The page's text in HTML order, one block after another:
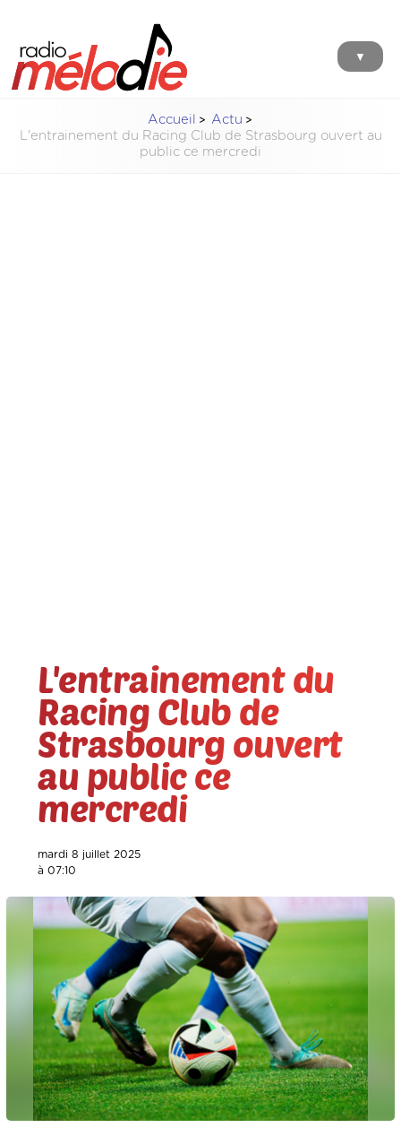
▼
Accueil
Actu
L'entrainement du Racing Club de Strasbourg ouvert au
public ce mercredi
L'entrainement du
Racing Club de
Strasbourg ouvert
au public ce
mercredi
mardi 8 juillet 2025
à 07:10